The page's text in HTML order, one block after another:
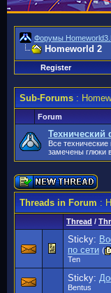
Форумы
Homeworld 2
Register
Sub-Forums:
Forum
Технический
Все
замечены глюки
Threads in Forum:
Thread /
Sticky:
по сети (
Ten
Sticky:
Bentus